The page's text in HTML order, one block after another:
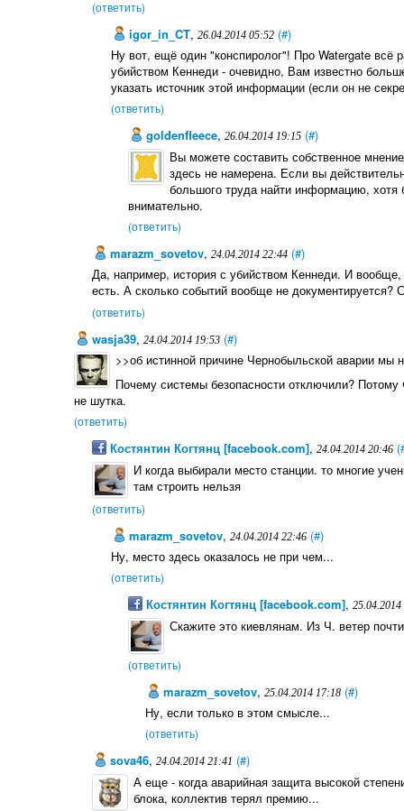
(ответить)
igor_in_CT, 26.04.2014 05:52 (#)
Ну вот, ещё один "конспиролог"! Про Watergate всё
убийством Кеннеди - очевидно, Вам известно
указать источник этой информации (если он не
(ответить)
goldenfleece,26.04.2014 19:15 (#)
Вы можете составить собственное
здесь не намерена. Если вы
большого труда найти информацию,
внимательно.
(ответить)
marazm_sovetov,24.04.2014 22:44 (#)
Да, например, история с убийством Кеннеди. И
есть. А сколько событий вообще не документируется?
(ответить)
wasja39, 24.04.2014 19:53 (#)
>>об истинной причине Чернобыльской аварии мы
Почему системы безопасности отключили?
не шутка.
(ответить)
Костянтин Когтянц [facebook.com],24.04.2014 20:46
И когда выбирали место станции. то многие
там строить нельзя
(ответить)
marazm_sovetov, 24.04.2014 22:46 (#)
Ну, место здесь оказалось не при чем...
(ответить)
Костянтин Когтянц [facebook.com],
Скажите это киевлянам. Из Ч. ветер
(ответить)
marazm_sovetov,25.04.2014 17:18 (#)
Ну, если только в этом смысле...
(ответить)
sova46,24.04.2014 21:41 (#)
А еще - когда аварийная защита высокой
блока, коллектив терял премию...